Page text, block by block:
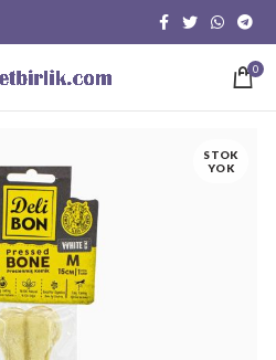
0
STOK
YOK